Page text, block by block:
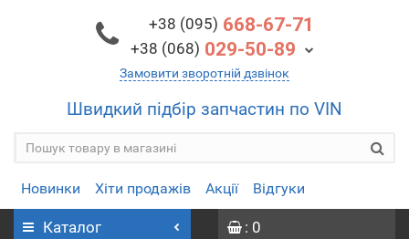
+38 (095) 668-67-71
+38 (068) 029-50-89
Замовити зворотній дзвінок
Швидкий підбір запчастин по VIN
Новинки Хіти продажів Акції Відгуки
Каталог : 0